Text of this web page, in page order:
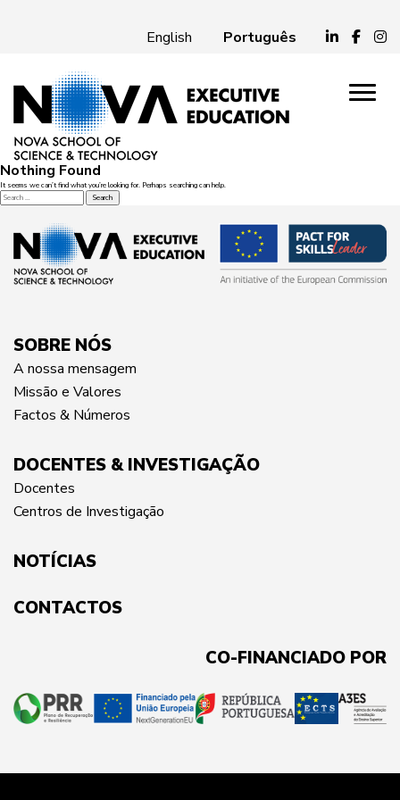
English Português
Nothing Found
It seems we can’t find what you’re looking for. Perhaps searching can help.
Search
for:
SOBRE NÓS
A nossa mensagem
Missão e Valores
Factos & Números
DOCENTES & INVESTIGAÇÃO
Docentes
Centros de Investigação
NOTÍCIAS
CONTACTOS
CO-FINANCIADO POR